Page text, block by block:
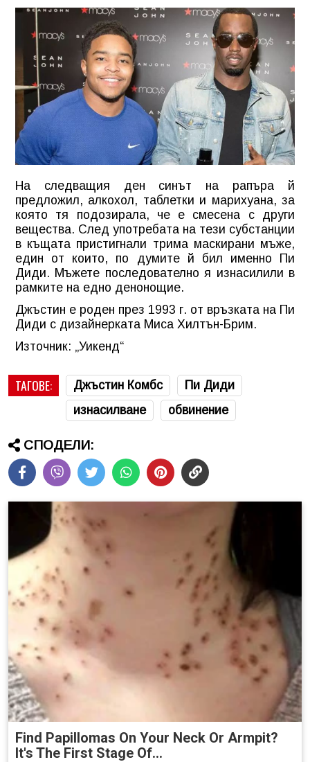
На следващия ден синът на рапъра й
предложил, алкохол, таблетки и марихуана, за
която тя подозирала, че е смесена с други
вещества. След употребата на тези субстанции
в къщата пристигнали трима маскирани мъже,
един от които, по думите й бил именно Пи
Диди. Мъжете последователно я изнасилили в
рамките на едно денонощие.
Джъстин е роден през 1993 г. от връзката на Пи
Диди с дизайнерката Миса Хилтън-Брим.
Източник: „Уикенд“
ТАГОВЕ: Джъстин Комбс
Пи Диди
изнасилване
обвинение
СПОДЕЛИ:
Find Papillomas On Your Neck Or Armpit?
It's The First Stage Of...